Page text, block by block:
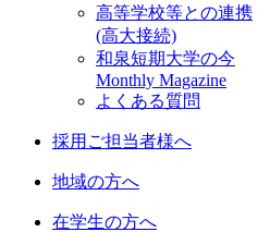
高等学校等との連携
(高大接続)
和泉短期大学の今
Monthly Magazine
よくある質問
採用ご担当者様へ
地域の方へ
在学生の方へ